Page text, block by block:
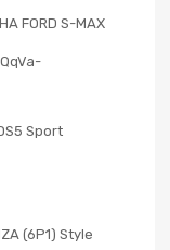
FORD S-MAX
Sport
(6P1) Style